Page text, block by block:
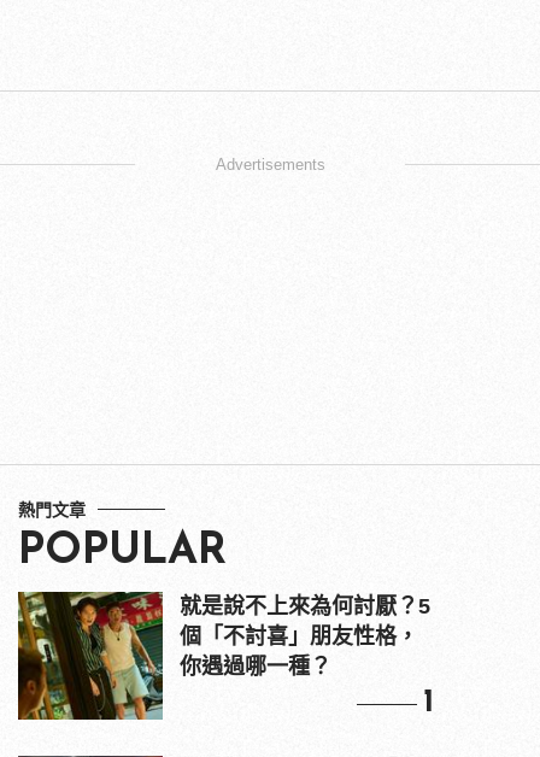
Advertisements
熱門文章
POPULAR
就是說不上來為何討厭？5
個「不討喜」朋友性格，
你遇過哪一種？
1